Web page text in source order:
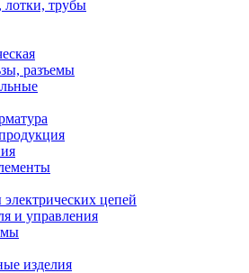
лотки, трубы
разъемы
цепей
и управления
изделия